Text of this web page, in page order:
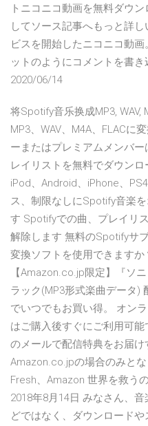
トニコニコ動画を無料ダウ
してソース記事へもっと詳
ビスを開始したニコニコ動
ットのようにコメントを書
2020/06/14
将Spotify音乐换成MP3, WAV,
MP3、WAV、M4A、FLACに
ーまたはプレミアムメンバ
レイリストを無料でダウン
iPod、Android、iPhone、
ス、制限なしにSpotify音楽
す Spotifyでの曲、プレイリ
解除します 無料のSpotifyサ
変換ソフトを使用できますか
【Amazon.co.jp限定】『ソ
ラック(MP3形式楽曲データ)
でいつでもお買い得。 オン
はご購入後すぐにご利用可
のメールで配信特典をお届
Amazon.co.jpの場合のみと
Fresh、Amazon 世界を救う
2018年8月14日 みなさん、
どではなく、ダウンロード